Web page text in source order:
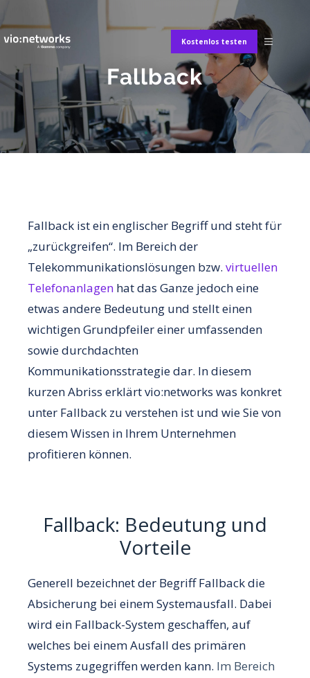
Kostenlos testen
Fallback
Fallback ist ein englischer Begriff und steht für
„zurückgreifen“. Im Bereich der
Telekommunikationslösungen bzw. virtuellen
Telefonanlagen hat das Ganze jedoch eine
etwas andere Bedeutung und stellt einen
wichtigen Grundpfeiler einer umfassenden
sowie durchdachten
Kommunikationsstrategie dar. In diesem
kurzen Abriss erklärt vio:networks was konkret
unter Fallback zu verstehen ist und wie Sie von
diesem Wissen in Ihrem Unternehmen
profitieren können.
Fallback: Bedeutung und
Vorteile
Generell bezeichnet der Begriff Fallback die
Absicherung bei einem Systemausfall. Dabei
wird ein Fallback-System geschaffen, auf
welches bei einem Ausfall des primären
Systems zugegriffen werden kann. Im Bereich